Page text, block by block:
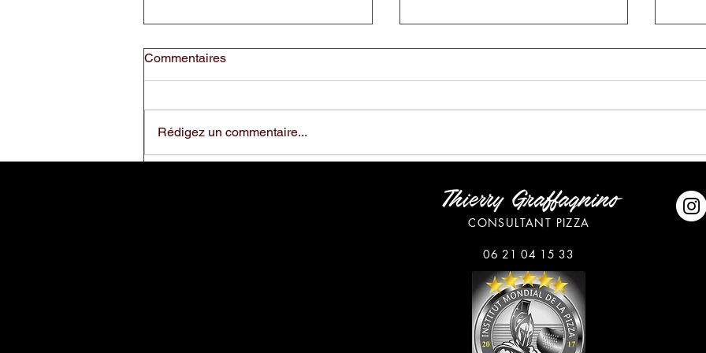
pizzaiolo
Commentaires
Rédigez un commentaire...
Thierry Graffagnino
CONSULTANT PIZZA
06 21 04 15 33